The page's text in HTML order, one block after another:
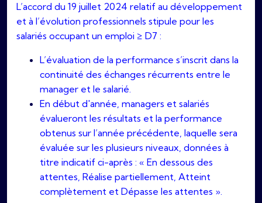
L’accord du 19 juillet 2024 relatif au développement
et à l’évolution professionnels stipule pour les
salariés occupant un emploi ≥ D7 :
L’évaluation de la performance s’inscrit dans la
continuité des échanges récurrents entre le
manager et le salarié.
En début d'année, managers et salariés
évalueront les résultats et la performance
obtenus sur l’année précédente, laquelle sera
évaluée sur les plusieurs niveaux, données à
titre indicatif ci-après : « En dessous des
attentes, Réalise partiellement, Atteint
complètement et Dépasse les attentes ».